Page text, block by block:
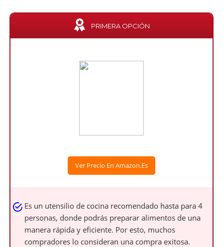
PRIMERA OPCIÓN
Ver Precio En Amazon.es
Es un utensilio de cocina recomendado hasta para 4
personas, donde podrás preparar alimentos de una
manera rápida y eficiente. Por esto, muchos
compradores lo consideran una compra exitosa.